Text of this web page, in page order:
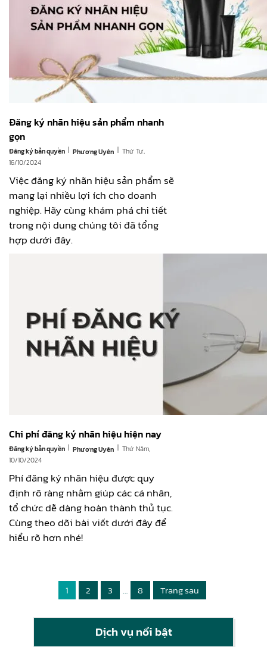
Đăng ký nhãn hiệu sản phẩm nhanh
gọn
Đăng ký bản quyền | Phương Uyên | Thứ Tư,
16/10/2024
Việc đăng ký nhãn hiệu sản phẩm sẽ
mang lại nhiều lợi ích cho doanh
nghiệp. Hãy cùng khám phá chi tiết
trong nội dung chúng tôi đã tổng
hợp dưới đây.
Chi phí đăng ký nhãn hiệu hiện nay
Đăng ký bản quyền | Phương Uyên | Thứ Năm,
10/10/2024
Phí đăng ký nhãn hiệu được quy
định rõ ràng nhằm giúp các cá nhân,
tổ chức dễ dàng hoàn thành thủ tục.
Cùng theo dõi bài viết dưới đây để
hiểu rõ hơn nhé!
1 2 3 … 8 Trang sau
Dịch vụ nổi bật